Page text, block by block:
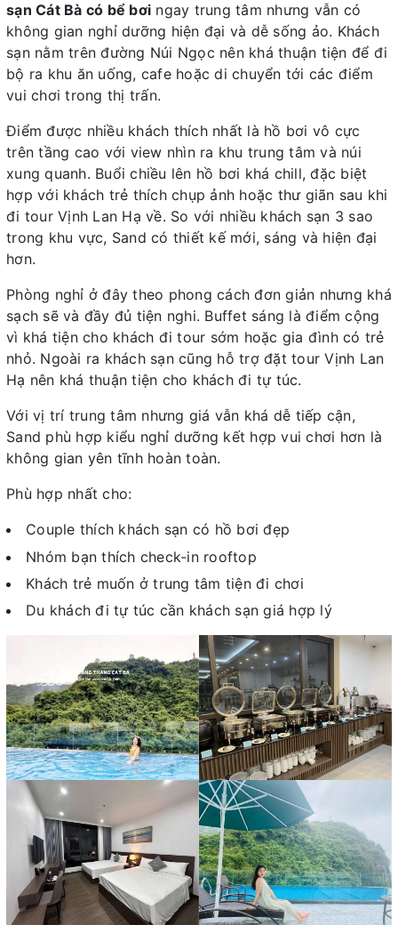
sạn Cát Bà có bể bơi ngay trung tâm nhưng vẫn có
không gian nghỉ dưỡng hiện đại và dễ sống ảo. Khách
sạn nằm trên đường Núi Ngọc nên khá thuận tiện để đi
bộ ra khu ăn uống, cafe hoặc di chuyển tới các điểm
vui chơi trong thị trấn.
Điểm được nhiều khách thích nhất là hồ bơi vô cực
trên tầng cao với view nhìn ra khu trung tâm và núi
xung quanh. Buổi chiều lên hồ bơi khá chill, đặc biệt
hợp với khách trẻ thích chụp ảnh hoặc thư giãn sau khi
đi tour Vịnh Lan Hạ về. So với nhiều khách sạn 3 sao
trong khu vực, Sand có thiết kế mới, sáng và hiện đại
hơn.
Phòng nghỉ ở đây theo phong cách đơn giản nhưng khá
sạch sẽ và đầy đủ tiện nghi. Buffet sáng là điểm cộng
vì khá tiện cho khách đi tour sớm hoặc gia đình có trẻ
nhỏ. Ngoài ra khách sạn cũng hỗ trợ đặt tour Vịnh Lan
Hạ nên khá thuận tiện cho khách đi tự túc.
Với vị trí trung tâm nhưng giá vẫn khá dễ tiếp cận,
Sand phù hợp kiểu nghỉ dưỡng kết hợp vui chơi hơn là
không gian yên tĩnh hoàn toàn.
Phù hợp nhất cho:
Couple thích khách sạn có hồ bơi đẹp
Nhóm bạn thích check-in rooftop
Khách trẻ muốn ở trung tâm tiện đi chơi
Du khách đi tự túc cần khách sạn giá hợp lý